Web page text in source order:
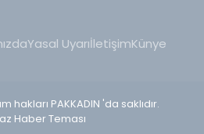
Yasal UyarıİletişimKünye
hakları PAKKADIN 'da saklıdır.
Haber Teması